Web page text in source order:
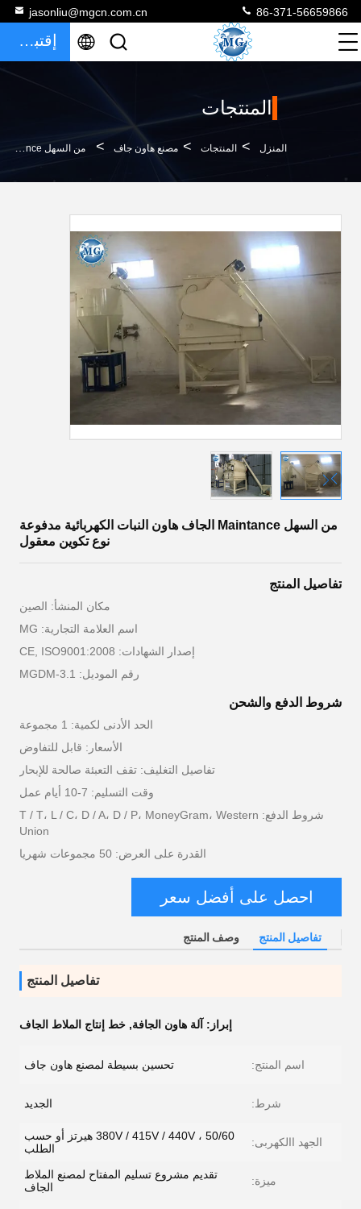
jasonliu@mgcn.com.cn 86-371-56659866
إقتباس
المنتجات
المنزل > المنتجات > مصنع هاون جاف > من السهل Maintance الجاف هاون النبات الكهربائية مدفوعة نوع تكوين معقول
من السهل Maintance الجاف هاون النبات الكهربائية مدفوعة
نوع تكوين معقول
تفاصيل المنتج
مكان المنشأ: الصين
اسم العلامة التجارية: MG
إصدار الشهادات: CE, ISO9001:2008
رقم الموديل: MGDM-3.1
شروط الدفع والشحن
الحد الأدنى لكمية: 1 مجموعة
الأسعار: قابل للتفاوض
تفاصيل التغليف: تقف التعبئة صالحة للإبحار
وقت التسليم: 7-10 أيام عمل
شروط الدفع: T / T، L / C، D / A، D / P، MoneyGram، Western
Union
القدرة على العرض: 50 مجموعات شهريا
احصل على أفضل سعر
تفاصيل المنتج وصف المنتج
تفاصيل المنتج
إبراز: آلة هاون الجافة, خط إنتاج الملاط الجاف
اسم المنتج: تحسين بسيطة لمصنع هاون جاف
شرط: الجديد
الجهد االكهربى:
380V / 415V / 440V ، 50/60 هيرتز أو حسب
الطلب
ميزة:
تقديم مشروع تسليم المفتاح لمصنع الملاط
الجاف